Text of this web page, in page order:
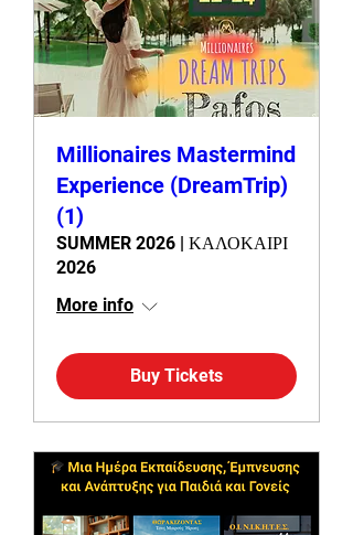
Millionaires Mastermind
Experience (DreamTrip)
(1)
SUMMER 2026 | ΚΑΛΟΚΑΙΡΙ
2026
More info
Buy Tickets